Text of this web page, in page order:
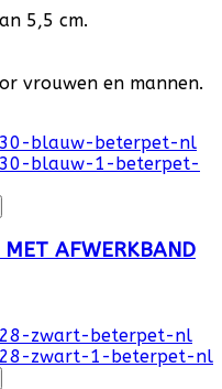
5,5 cm.
vrouwen en mannen.
AFWERKBAND